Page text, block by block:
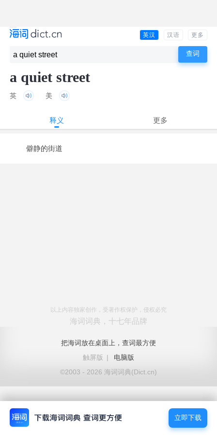
英汉 汉语 更多
a quiet street
英 美
释义 更多
僻静的街道
以上内容独家创作，受著作权保护，侵权必究
海词词典，十七年品牌
把海词放在桌面上，查词最方便
触屏版
|
电脑版
©2003 - 2026 海词词典(Dict.cn)
立即下载
立即下载